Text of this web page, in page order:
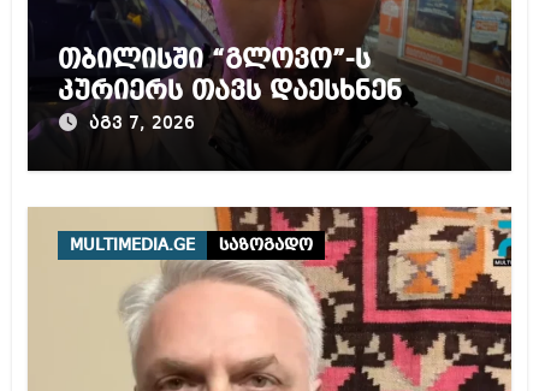
თბილისში “გლოვო”-ს
კურიერს თავს დაესხნენ
აგვ 7, 2026
MULTIMEDIA.GE საზოგადო